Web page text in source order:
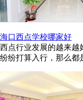
海口西点学校哪家好
西点行业发展的越来越
纷纷打算入行，那么都